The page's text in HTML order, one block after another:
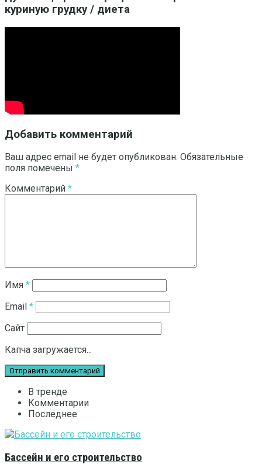
куриную грудку / диета
Добавить комментарий
Ваш адрес email не будет опубликован. Обязательные
поля помечены *
Комментарий *
Имя *
Email *
Сайт
Капча загружается...
В тренде
Комментарии
Последнее
Бассейн и его строительство